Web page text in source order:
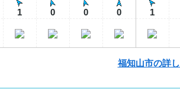
1 0 0 0 1
福知山市の詳